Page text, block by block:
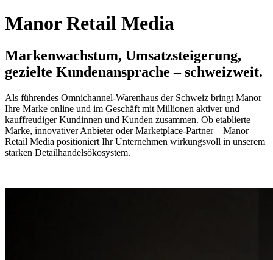
Manor Retail Media
Markenwachstum, Umsatzsteigerung,
gezielte Kundenansprache – schweizweit.
Als führendes Omnichannel-Warenhaus der Schweiz bringt Manor
Ihre Marke online und im Geschäft mit Millionen aktiver und
kauffreudiger Kundinnen und Kunden zusammen. Ob etablierte
Marke, innovativer Anbieter oder Marketplace-Partner – Manor
Retail Media positioniert Ihr Unternehmen wirkungsvoll in unserem
starken Detailhandelsökosystem.